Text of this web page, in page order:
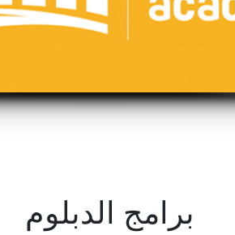
برامج الدبلوم